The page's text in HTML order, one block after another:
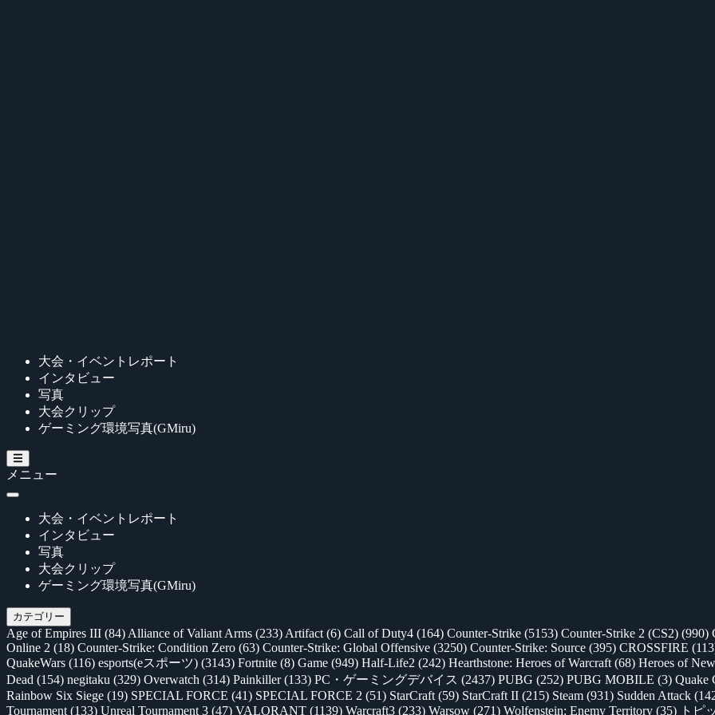
大会・イベントレポート
インタビュー
写真
大会クリップ
ゲーミング環境写真(GMiru)
メニュー
大会・イベントレポート
インタビュー
写真
大会クリップ
ゲーミング環境写真(GMiru)
カテゴリー
Age of Empires III (84) Alliance of Valiant Arms (233) Artifact (6) Call of Duty4 (164) Counter-Strike (5153) Counter-Strike 2 (CS2) (990)
Online 2 (18) Counter-Strike: Condition Zero (63) Counter-Strike: Global Offensive (3250) Counter-Strike: Source (395) CROSSFIRE
QuakeWars (116) esports(eスポーツ) (3143) Fortnite (8) Game (949) Half-Life2 (242) Hearthstone: Heroes of Warcraft (68) Heroes of
Dead (154) negitaku (329) Overwatch (314) Painkiller(133) PC・ゲーミングデバイス (2437) PUBG (252) PUBG MOBILE (3) Quake
Rainbow Six Siege (19) SPECIAL FORCE (41) SPECIAL FORCE 2 (51) StarCraft (59) StarCraft II (215) Steam (931) Sudden Attack
Tournament (133) Unreal Tournament 3 (47) VALORANT (1139) Warcraft3 (233) Warsow (271) Wolfenstein: Enemy Territory (35) トピ